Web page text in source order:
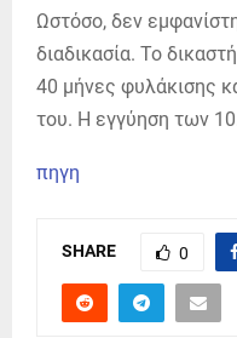
Ωστόσο, δεν
διαδικασία. Το
40 μήνες φυλάκισης
του. Η εγγύηση των
πηγη
SHARE 0